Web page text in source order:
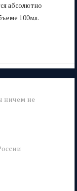
абсолютно
100мл.
ничем не